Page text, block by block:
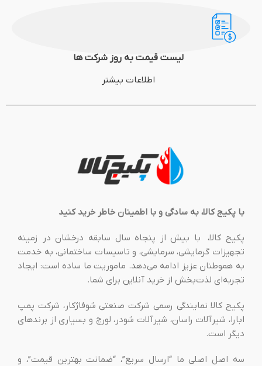
لیست قیمت به روز شرکت ها
اطلاعات بیشتر
با پکیج کالا، به سادگی و با اطمینان خاطر خرید کنید
پکیج کالا، با بیش از پنجاه سال سابقه درخشان در زمینه
تجهیزات گرمایشی، سرمایشی، و تاسیسات ساختمانی، به خدمت
به هموطنان عزیز ادامه می‌دهد. ماموریت ما ساده است: ایجاد
تجربه‌ای لذت‌بخش از خرید آنلاین برای شما.
پکیج کالا نمایندگی رسمی شرکت صنعتی شوفاژکار، شرکت پمپ
ابارا، شیرآلات راسان، شیرآلات شودر، لورچ و بسیاری از برندهای
دیگر است.
سه اصل اصلی ما “ارسال سریع”، “ضمانت بهترین قیمت”، و